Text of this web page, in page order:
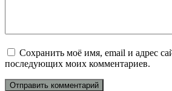
Сохранить моё имя, email и адрес
последующих моих комментариев.